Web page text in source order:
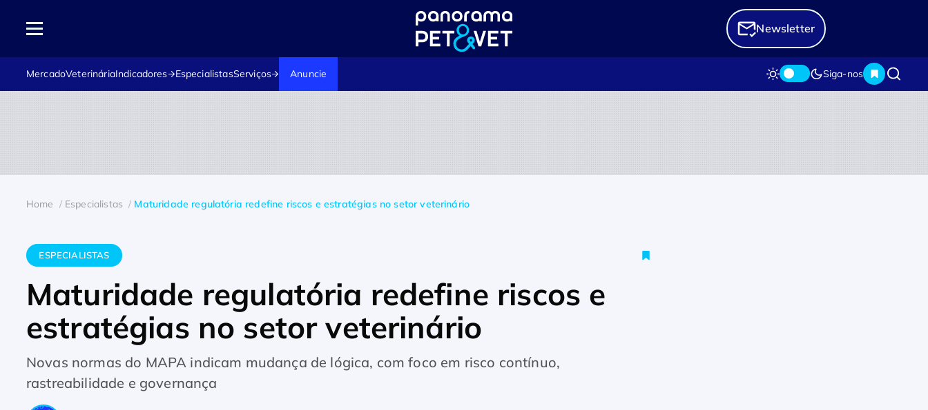
Newsletter
MercadoVeterináriaIndicadores EspecialistasServiços Anuncie Siga-nos
Home Especialistas Maturidade regulatória redefine riscos e estratégias no setor veterinário
ESPECIALISTAS
Maturidade regulatória redefine riscos e
estratégias no setor veterinário
Novas normas do MAPA indicam mudança de lógica, com foco em risco contínuo,
rastreabilidade e governança